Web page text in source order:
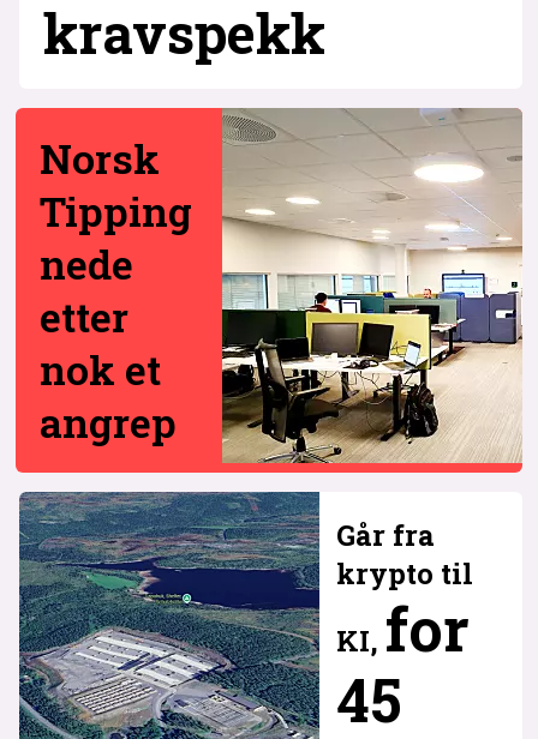
krav­spekk
Norsk
Tipping
nede
etter
nok et
angrep
Går fra
krypto til
KI, for
45